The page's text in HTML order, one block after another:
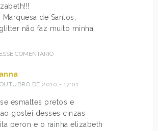
de Santos,
não faz muito minha
COMENTÁRIO
DE 2010 - 17:01
esmaltes pretos e
gostei desses cinzas
peron e o rainha elizabeth